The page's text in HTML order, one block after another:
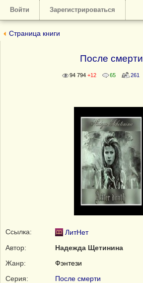
Войти Зарегистрироваться
Страница книги
После смерти
94 794 +12 65 261
Ссылка:
ЛитНет
Автор:
Надежда Щетинина
Жанр:
Фэнтези
Серия:
После смерти